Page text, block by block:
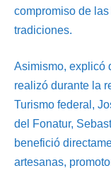
compromiso de
tradiciones.
Asimismo, explicó
realizó durante la
Turismo federal,
del Fonatur,
benefició
artesanas,